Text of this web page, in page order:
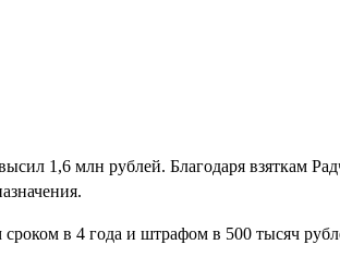
1,6 млн рублей. Благодаря взяткам
в 4 года и штрафом в 500 тысяч